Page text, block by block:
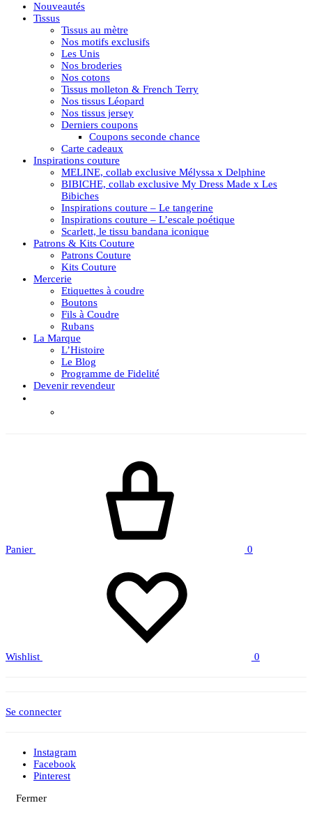
Nouveautés
Tissus
Tissus au mètre
Nos motifs exclusifs
Les Unis
Nos broderies
Nos cotons
Tissus molleton & French Terry
Nos tissus Léopard
Nos tissus jersey
Derniers coupons
Coupons seconde chance
Carte cadeaux
Inspirations couture
MELINE, collab exclusive Mélyssa x Delphine
BIBICHE, collab exclusive My Dress Made x Les
Bibiches
Inspirations couture – Le tangerine
Inspirations couture – L’escale poétique
Scarlett, le tissu bandana iconique
Patrons & Kits Couture
Patrons Couture
Kits Couture
Mercerie
Etiquettes à coudre
Boutons
Fils à Coudre
Rubans
La Marque
L’Histoire
Le Blog
Programme de Fidelité
Devenir revendeur
Panier 0
Wishlist 0
Se connecter
Instagram
Facebook
Pinterest
Fermer